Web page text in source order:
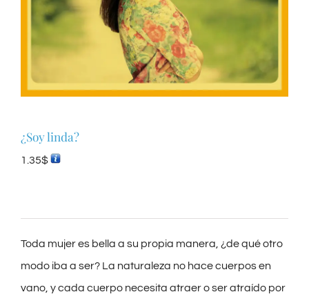
¿Soy linda?
1.35$
Toda mujer es bella a su propia manera, ¿de qué otro
modo iba a ser? La naturaleza no hace cuerpos en
vano, y cada cuerpo necesita atraer o ser atraído por